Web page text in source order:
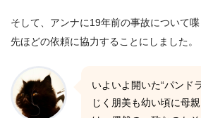
そして、アンナに19年前の事故について喋
先ほどの依頼に協力することにしました。
いよいよ開いた“パンド
じく朋美も幼い頃に母